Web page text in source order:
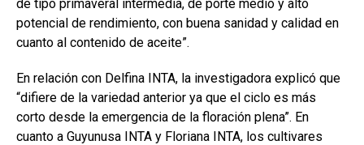
de tipo primaveral intermedia, de porte medio y alto
potencial de rendimiento, con buena sanidad y calidad en
cuanto al contenido de aceite”.
En relación con Delfina INTA, la investigadora explicó que
“difiere de la variedad anterior ya que el ciclo es más
corto desde la emergencia de la floración plena”. En
cuanto a Guyunusa INTA y Floriana INTA, los cultivares